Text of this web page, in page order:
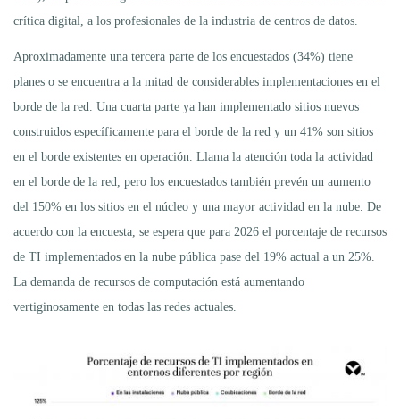
crítica digital, a los profesionales de la industria de centros de datos.
Aproximadamente una tercera parte de los encuestados (34%) tiene
planes o se encuentra a la mitad de considerables implementaciones en el
borde de la red. Una cuarta parte ya han implementado sitios nuevos
construidos específicamente para el borde de la red y un 41% son sitios
en el borde existentes en operación. Llama la atención toda la actividad
en el borde de la red, pero los encuestados también prevén un aumento
del 150% en los sitios en el núcleo y una mayor actividad en la nube. De
acuerdo con la encuesta, se espera que para 2026 el porcentaje de recursos
de TI implementados en la nube pública pase del 19% actual a un 25%.
La demanda de recursos de computación está aumentando
vertiginosamente en todas las redes actuales.